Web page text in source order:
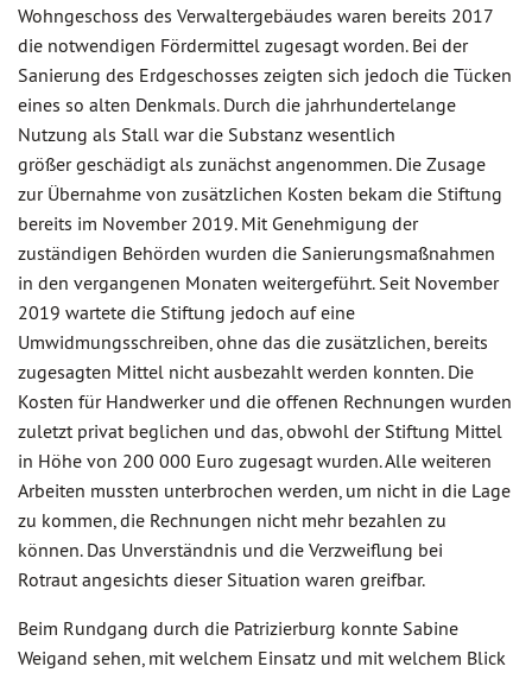
Wohngeschoss des Verwaltergebäudes waren bereits 2017
die notwendigen Fördermittel zugesagt worden. Bei der
Sanierung des Erdgeschosses zeigten sich jedoch die Tücken
eines so alten Denkmals. Durch die jahrhundertelange
Nutzung als Stall war die Substanz wesentlich
größer geschädigt als zunächst angenommen. Die Zusage
zur Übernahme von zusätzlichen Kosten bekam die Stiftung
bereits im November 2019. Mit Genehmigung der
zuständigen Behörden wurden die Sanierungsmaßnahmen
in den vergangenen Monaten weitergeführt. Seit November
2019 wartete die Stiftung jedoch auf eine
Umwidmungsschreiben, ohne das die zusätzlichen, bereits
zugesagten Mittel nicht ausbezahlt werden konnten. Die
Kosten für Handwerker und die offenen Rechnungen wurden
zuletzt privat beglichen und das, obwohl der Stiftung Mittel
in Höhe von 200 000 Euro zugesagt wurden. Alle weiteren
Arbeiten mussten unterbrochen werden, um nicht in die Lage
zu kommen, die Rechnungen nicht mehr bezahlen zu
können. Das Unverständnis und die Verzweiflung bei
Rotraut angesichts dieser Situation waren greifbar.
Beim Rundgang durch die Patrizierburg konnte Sabine
Weigand sehen, mit welchem Einsatz und mit welchem Blick